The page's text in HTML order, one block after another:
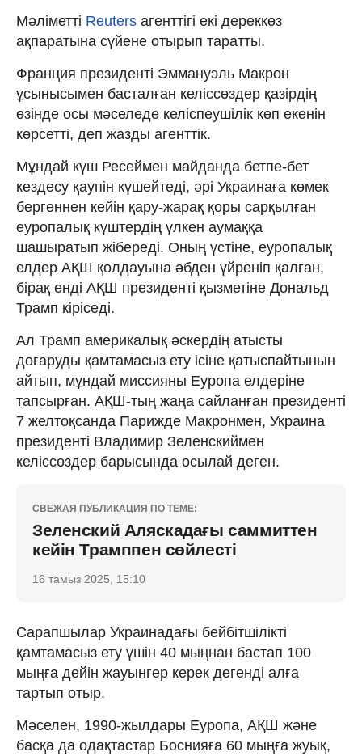
Мәліметті Reuters агенттігі екі дереккөз
ақпаратына сүйене отырып таратты.
Франция президенті Эммануэль Макрон
ұсынысымен басталған келіссөздер қазірдің
өзінде осы мәселеде келіспеушілік көп екенін
көрсетті, деп жазды агенттік.
Мұндай күш Ресеймен майданда бетпе-бет
кездесу қаупін күшейтеді, әрі Украинаға көмек
бергеннен кейін қару-жарақ қоры сарқылған
еуропалық күштердің үлкен аумаққа
шашыратып жібереді. Оның үстіне, еуропалық
елдер АҚШ қолдауына әбден үйреніп қалған,
бірақ енді АҚШ президенті қызметіне Дональд
Трамп кіріседі.
Ал Трамп америкалық әскердің атысты
доғаруды қамтамасыз ету ісіне қатыспайтынын
айтып, мұндай миссияны Еуропа елдеріне
тапсырған. АҚШ-тың жаңа сайланған президенті
7 желтоқсанда Парижде Макронмен, Украина
президенті Владимир Зеленскиймен
келіссөздер барысында осылай деген.
СВЕЖАЯ ПУБЛИКАЦИЯ ПО ТЕМЕ:
Зеленский Аляскадағы саммиттен
кейін Трамппен сөйлесті
16 тамыз 2025, 15:10
Сарапшылар Украинадағы бейбітшілікті
қамтамасыз ету үшін 40 мыңнан бастап 100
мыңға дейін жауынгер керек дегенді алға
тартып отыр.
Мәселен, 1990-жылдары Еуропа, АҚШ және
басқа да одақтастар Боснияға 60 мыңға жуық,